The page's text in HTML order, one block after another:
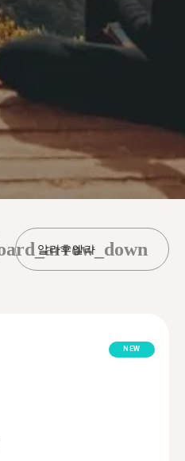
알라후엘라
NEW